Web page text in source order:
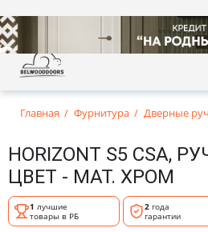
Главная Фурнитура Дверные
HORIZONT S5 CSA,
ЦВЕТ - МАТ. ХРОМ
1 лучшие
товары в РБ
2года
гарантии